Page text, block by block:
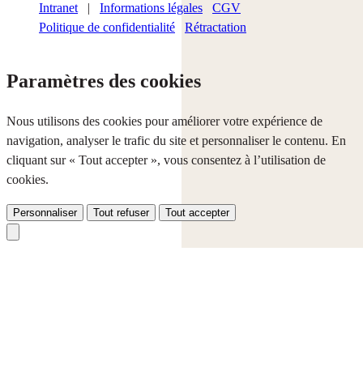
Intranet | Informations légales
CGV
Politique de confidentialité
Rétractation
Paramètres des cookies
Nous utilisons des cookies pour améliorer votre expérience de
navigation, analyser le trafic du site et personnaliser le contenu. En
cliquant sur « Tout accepter », vous consentez à l’utilisation de
cookies.
Personnaliser Tout refuser Tout accepter